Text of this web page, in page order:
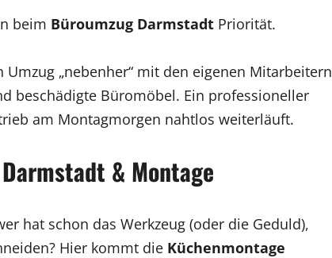
beim Büroumzug Darmstadt Priorität.
„nebenher“ mit den eigenen Mitarbeitern
beschädigte Büromöbel. Ein professioneller
am Montagmorgen nahtlos weiterläuft.
& Montage
hat schon das Werkzeug (oder die Geduld),
Hier kommt die Küchenmontage